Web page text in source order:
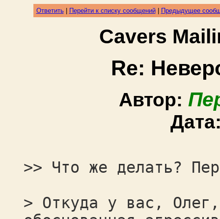
Ответить| Перейти к списку сообщений| Предыдущее
Cavers
Re:
Автор:
>> Что же делать?
> Откуда у вас,